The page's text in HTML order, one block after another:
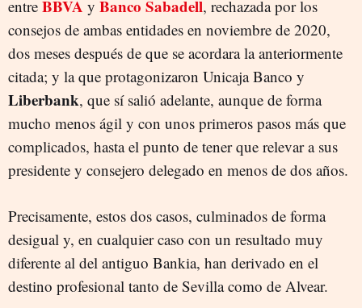
entre BBVA y Banco Sabadell, rechazada por los
consejos de ambas entidades en noviembre de 2020,
dos meses después de que se acordara la anteriormente
citada; y la que protagonizaron Unicaja Banco y
Liberbank, que sí salió adelante, aunque de forma
mucho menos ágil y con unos primeros pasos más que
complicados, hasta el punto de tener que relevar a sus
presidente y consejero delegado en menos de dos años.
Precisamente, estos dos casos, culminados de forma
desigual y, en cualquier caso con un resultado muy
diferente al del antiguo Bankia, han derivado en el
destino profesional tanto de Sevilla como de Alvear.